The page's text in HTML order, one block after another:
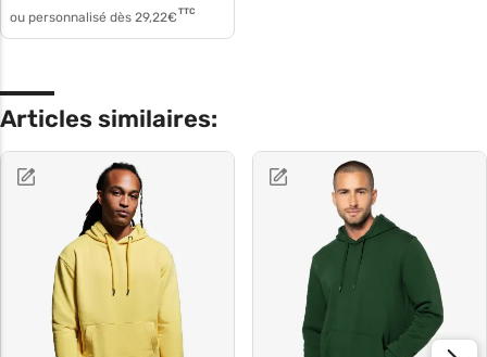
ou personnalisé dès 29,22€ TTC
Articles similaires: